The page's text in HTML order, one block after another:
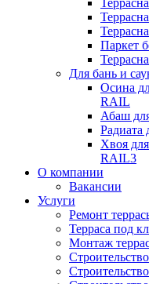
Паркет
Для бань и
Осина
RAIL
Абаш
Радиата
Хвоя
RAIL3
О компании
Вакансии
Услуги
Ремонт
Терраса под
Монтаж